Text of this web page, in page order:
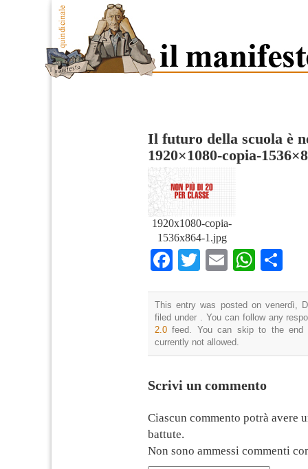
Il futuro della scuola è
1920×1080-copia-
1920x1080-copia-
1536x864-1.jpg
Facebook
TwitterEmail
This entry was posted on venerdì,
filed under . You can follow any
2.0 feed. You can skip to the end
currently not allowed.
Scrivi un commento
Ciascun commento potrà avere
battute.
Non sono ammessi commenti